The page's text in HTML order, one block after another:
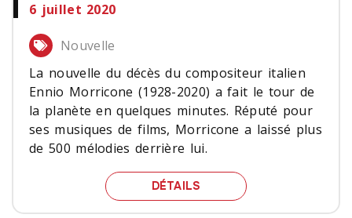
6 juillet 2020
Nouvelle
La nouvelle du décès du compositeur italien
Ennio Morricone (1928-2020) a fait le tour de
la planète en quelques minutes. Réputé pour
ses musiques de films, Morricone a laissé plus
de 500 mélodies derrière lui.
DÉTAILS ENNIO MORRICONE EN